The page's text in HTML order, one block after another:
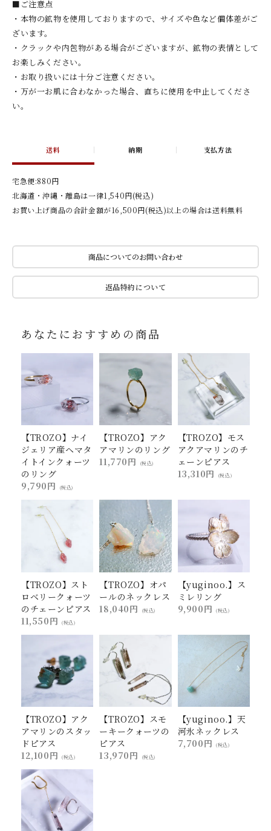
■ご注意点
・本物の鉱物を使用しておりますので、サイズや色など個体差がご
ざいます。
・クラックや内包物がある場合がございますが、鉱物の表情として
お楽しみください。
・お取り扱いには十分ご注意ください。
・万が一お肌に合わなかった場合、直ちに使用を中止してくださ
い。
送料 納期 支払方法
宅急便:880円
北海道・沖縄・離島は一律1,540円(税込)
お買い上げ商品の合計金額が16,500円(税込)以上の場合は送料無料
商品についてのお問い合わせ
返品特約について
あなたにおすすめの商品
【TROZO】ナイ
ジェリア産ヘマタ
イトインクォーツ
のリング
9,790円
(税込)
【TROZO】アク
アマリンのリング
11,770円
(税込)
【TROZO】モス
アクアマリンのチ
ェーンピアス
13,310円
(税込)
【TROZO】スト
ロベリークォーツ
のチェーンピアス
11,550円
(税込)
【TROZO】オパ
ールのネックレス
18,040円
(税込)
【yuginoo.】ス
ミレリング
9,900円
(税込)
【TROZO】アク
アマリンのスタッ
ドピアス
12,100円
(税込)
【TROZO】スモ
ーキークォーツの
ピアス
13,970円
(税込)
【yuginoo.】天
河氷ネックレス
7,700円
(税込)